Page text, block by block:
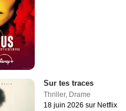
Sur tes traces
Thriller, Drame
18 juin 2026 sur Netflix